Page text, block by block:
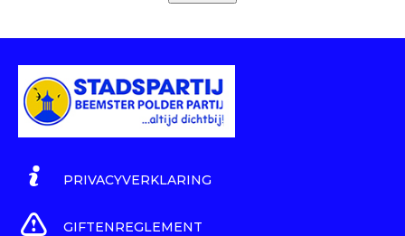
PRIVACYVERKLARING
GIFTENREGLEMENT